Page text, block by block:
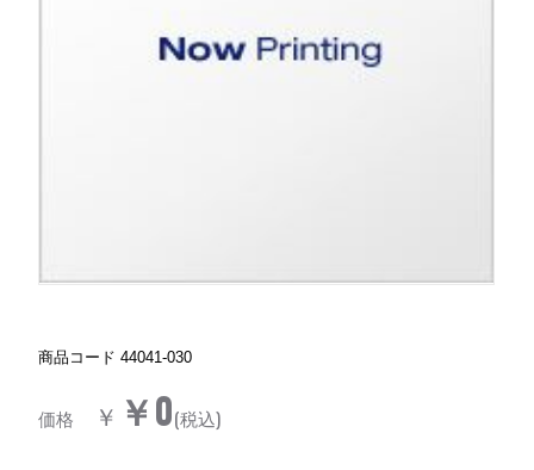
商品コード 44041-030
価格 ￥ ￥0(税込)